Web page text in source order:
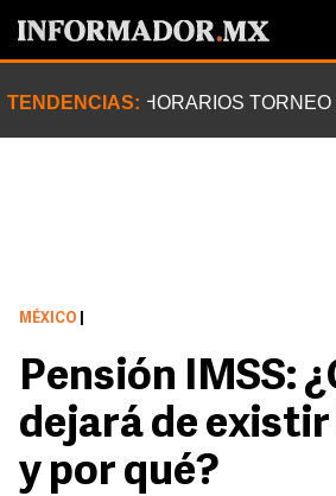
TENDENCIAS: HORARIOS
MÉXICO
Pensión IMSS:
dejará de existir
y por qué?